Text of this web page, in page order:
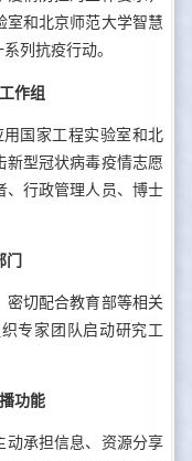
室和北京师范大学智慧
列抗疫行动。
作组
国家工程实验室和北
新型冠状病毒疫情志愿
、行政管理人员、博士
门
密切配合教育部等相关
专家团队启动研究工
功能
动承担信息、资源分享